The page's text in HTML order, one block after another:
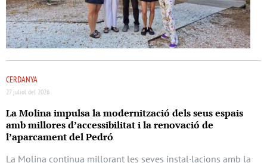
CERDANYA
27 juliol del 2026
La Molina impulsa la modernització dels seus espais
amb millores d’accessibilitat i la renovació de
l’aparcament del Pedró
La Molina continua millorant les seves instal·lacions amb la